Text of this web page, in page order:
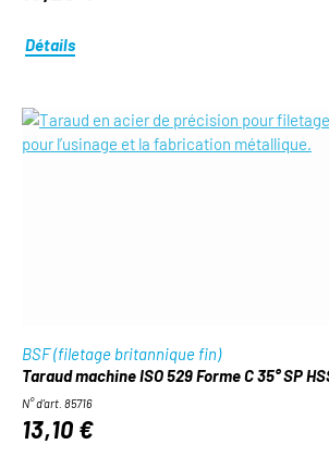
Détails
BSF (filetage britannique fin)
Taraud machine ISO 529 Forme C 35° SP
N° d'art. 85716
13,10 €